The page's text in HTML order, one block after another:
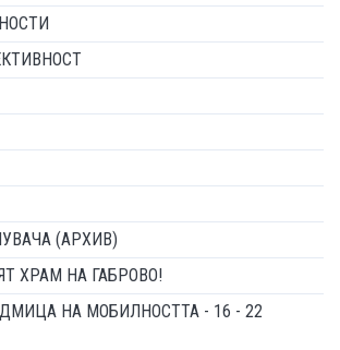
(АРХИВ)
ХРАМ НА ГАБРОВО!
НА МОБИЛНОСТТА - 16 - 22